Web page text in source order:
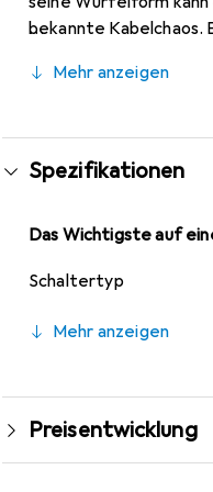
bekannte Kabelchaos.
dem Schreibtisch
Mehr anzeigen
Spezifikationen
Das Wichtigste auf
Schaltertyp
Mehr anzeigen
Preisentwicklung